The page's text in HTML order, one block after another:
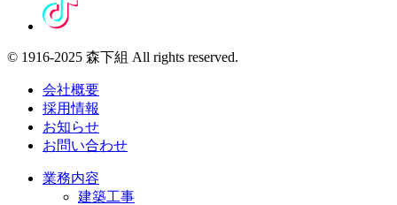
© 1916-2025 森下組 All rights reserved.
会社概要
採用情報
お知らせ
お問い合わせ
業務内容
建築工事